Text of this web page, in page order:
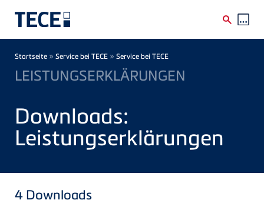
Breadcrumb
Startseite » Service bei TECE » Service bei TECE
LEISTUNGSERKLÄRUNGEN
Downloads:
Leistungserklärungen
4 Downloads